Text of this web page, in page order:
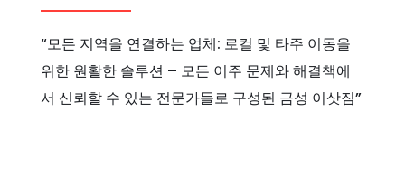
“모든 지역을 연결하는 업체: 로컬 및 타주 이동을
위한 원활한 솔루션 – 모든 이주 문제와 해결책에
서 신뢰할 수 있는 전문가들로 구성된 금성 이삿짐”